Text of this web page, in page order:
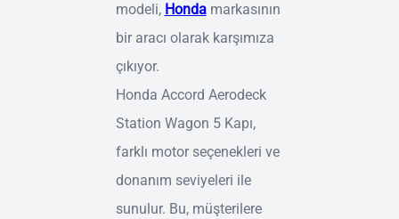
modeli, Hondamarkasının
bir aracı olarak karşımıza
çıkıyor.
Honda Accord Aerodeck
Station Wagon 5 Kapı,
farklı motor seçenekleri ve
donanım seviyeleri ile
sunulur. Bu, müşterilere